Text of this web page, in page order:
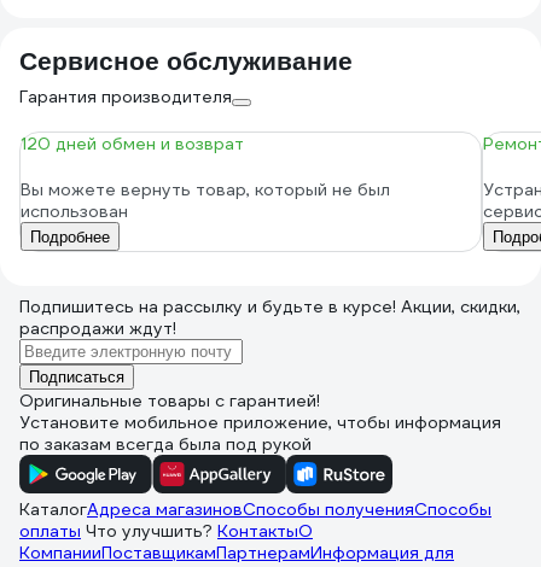
Сервисное обслуживание
Гарантия производителя
120 дней обмен и возврат
Вы можете вернуть товар, который не был
использован
Подробнее
Подпишитесь на рассылку и будьте в курсе! Акции, скидки,
распродажи ждут!
Подписаться
Оригинальные товары с гарантией!
Установите мобильное приложение, чтобы информация
по заказам всегда была под рукой
КаталогАдреса магазиновСпособы полученияСпособы
оплаты Что улучшить? КонтактыО
КомпанииПоставщикамПартнерамИнформация для